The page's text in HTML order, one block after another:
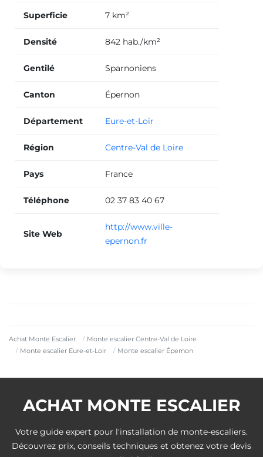
Achat Monte Escalier
Monte escalier Centre-Val de Loire
Monte escalier Eure-et-Loir
Monte escalier Épernon
Superficie 7 km²
Densité 842 hab./km²
Gentilé Sparnoniens
Canton Épernon
Département Eure-et-Loir
Région Centre-Val de Loire
Pays France
Téléphone 02 37 83 40 67
Site Web
http://www.ville-
epernon.fr
ACHAT MONTE ESCALIER
Votre guide expert pour l'installation de monte-escaliers.
Découvrez prix, conseils techniques et obtenez votre devis